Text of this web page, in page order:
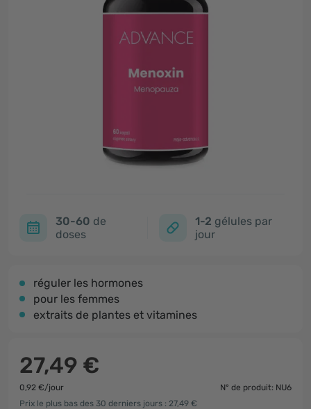
30-60 de
doses
1-2 gélules par
jour
réguler les hormones
pour les femmes
extraits de plantes et vitamines
27,49 €
0,92 €/jour
N° de produit: NU6
Prix le plus bas des 30 derniers jours : 27,49 €